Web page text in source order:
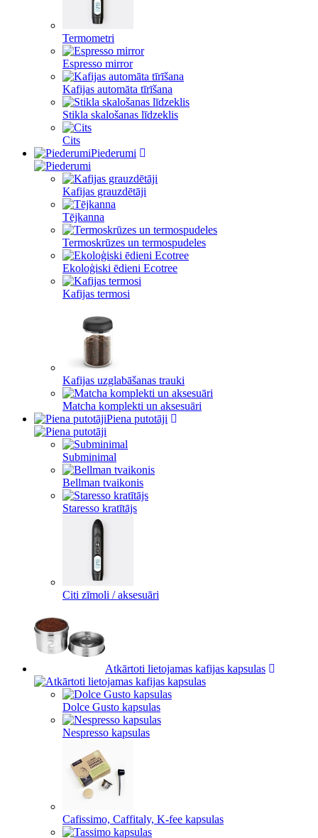
Termometri
Espresso mirror
Kafijas automāta tīrīšana
Stikla skalošanas līdzeklis
Cits
Piederumi
Kafijas grauzdētāji
Tējkanna
Termoskrūzes un termospudeles
Ekoloģiski ēdieni Ecotree
Kafijas termosi
Kafijas uzglabāšanas trauki
Matcha komplekti un aksesuāri
Piena putotāji
Subminimal
Bellman tvaikonis
Staresso kratītājs
Citi zīmoli / aksesuāri
Atkārtoti lietojamas kafijas kapsulas
Dolce Gusto kapsulas
Nespresso kapsulas
Cafissimo, Caffitaly, K-fee kapsulas